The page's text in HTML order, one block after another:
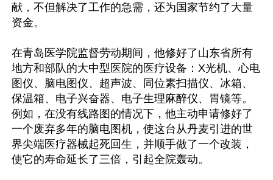
献，不但解决了工作的急需，还为国家节约了大量
资金。
在青岛医学院监督劳动期间，他修好了山东省所有
地方和部队的大中型医院的医疗设备：X光机、心电
图仪、脑电图仪、超声波、同位素扫描仪、冰箱、
保温箱、电子兴奋器、电子生理麻醉仪、胃镜等。
例如，在没有线路图的情况下，他主动申请修好了
一个废弃多年的脑电图机，使这台从丹麦引进的世
界尖端医疗器械起死回生，并顺手做了一个改装，
使它的寿命延长了三倍，引起全院轰动。